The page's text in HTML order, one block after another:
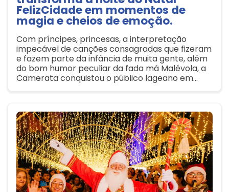
FelizCidade em momentos de
magia e cheios de emoção.
Com príncipes, princesas, a interpretação
impecável de canções consagradas que fizeram
e fazem parte da infância de muita gente, além
do bom humor peculiar da fada má Malévola, a
Camerata conquistou o público lageano em